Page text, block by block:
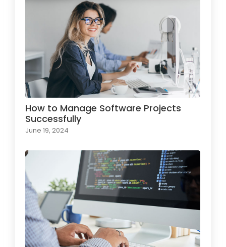
How to Manage Software Projects
Successfully
June 19, 2024